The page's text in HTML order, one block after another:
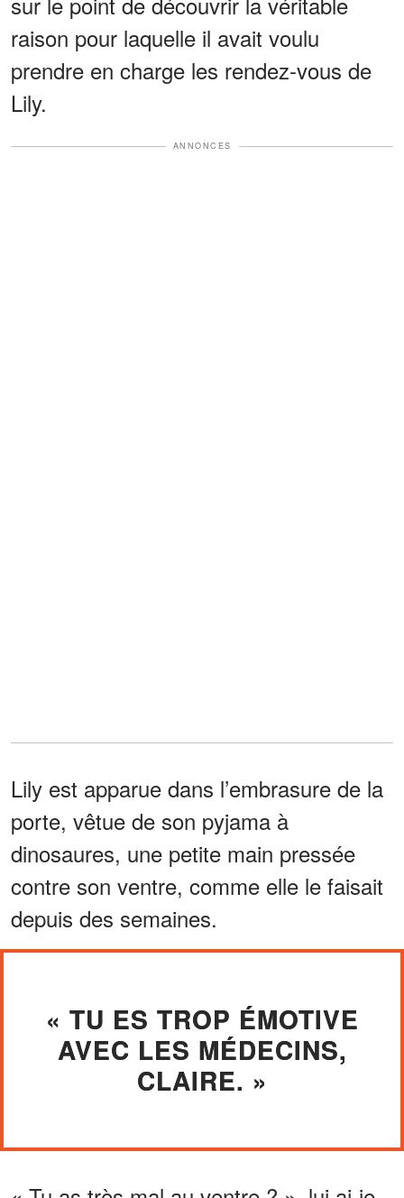
raison pour laquelle il avait voulu
prendre en charge les rendez-vous de
Lily.
ANNONCES
Lily est apparue dans l’embrasure de la
porte, vêtue de son pyjama à
dinosaures, une petite main pressée
contre son ventre, comme elle le faisait
depuis des semaines.
« TU ES TROP ÉMOTIVE
AVEC LES MÉDECINS,
CLAIRE. »